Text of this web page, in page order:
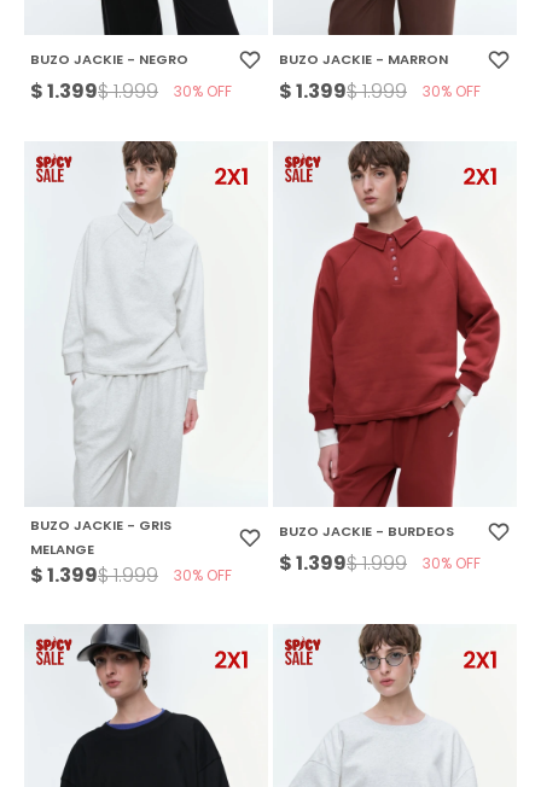
BUZO JACKIE - NEGRO
$1.399$1.999 30
BUZO JACKIE - MARRON
$1.399$1.999 30
BUZO JACKIE - GRIS
MELANGE
$1.399$1.999 30
BUZO JACKIE - BURDEOS
$1.399$1.999 30